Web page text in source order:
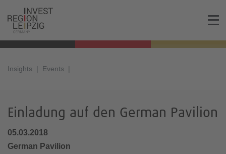
Insights Events
Einladung auf den German Pavilion
05.03.2018
German Pavilion